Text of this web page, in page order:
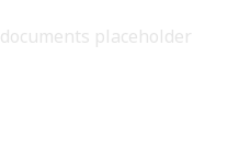
documents placeholder